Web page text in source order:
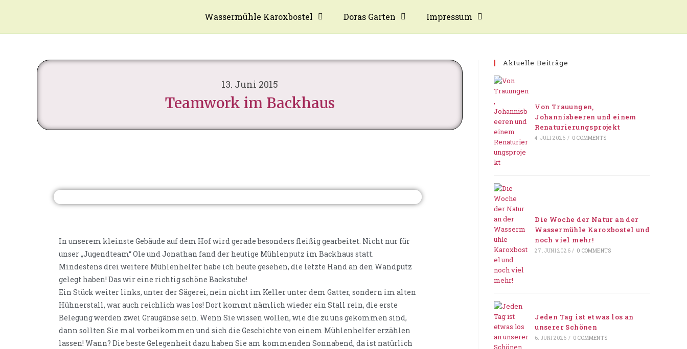
Wassermühle Karoxbostel Doras Garten Impressum
13. Juni 2015
Teamwork im Backhaus
In unserem kleinste Gebäude auf dem Hof wird gerade besonders fleißig gearbeitet. Nicht nur für
unser „Jugendteam“ Ole und Jonathan fand der heutige Mühlenputz im Backhaus statt.
Mindestens drei weitere Mühlenhelfer habe ich heute gesehen, die letzte Hand an den Wandputz
gelegt haben! Das wir eine richtig schöne Backstube!
Ein Stück weiter links, unter der Sägerei, nein nicht im Keller unter dem Gatter, sondern im alten
Hühnerstall, war auch reichlich was los! Dort kommt nämlich wieder ein Stall rein, die erste
Belegung werden zwei Graugänse sein. Wenn Sie wissen wollen, wie die zu uns gekommen sind,
dann sollten Sie mal vorbeikommen und sich die Geschichte von einem Mühlenhelfer erzählen
lassen! Wann? Die beste Gelegenheit dazu haben Sie am kommenden Sonnabend, da ist natürlich
Aktuelle Beiträge
Von Trauungen,
Johannisbeeren und einem
Renaturierungsprojekt
4. JULI 2026 / 0 COMMENTS
Die Woche der Natur an der
Wassermühle Karoxbostel und
noch viel mehr!
27. JUNI 2026 / 0 COMMENTS
Jeden Tag ist etwas los an
unserer Schönen
6. JUNI 2026 / 0 COMMENTS